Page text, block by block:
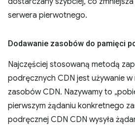
serwera pierwotnego.
Dodawanie zasobów do pamięci
Najczęściej stosowaną metodą
podręcznych CDN jest używanie
zasobów CDN. Nazywamy to
pierwszym żądaniu konkretnego
podręcznej CDN CDN wysyła